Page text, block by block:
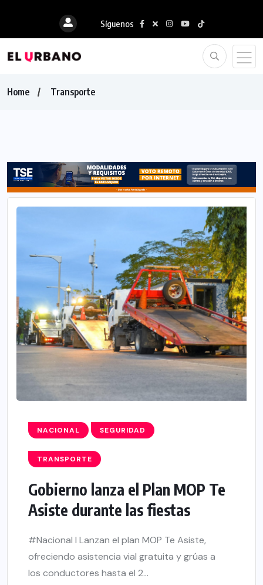
Síguenos
Home Transporte
NACIONAL SEGURIDAD
TRANSPORTE
Gobierno lanza el Plan MOP Te
Asiste durante las fiestas
#Nacional l Lanzan el plan MOP Te Asiste,
ofreciendo asistencia vial gratuita y grúas a
los conductores hasta el 2...